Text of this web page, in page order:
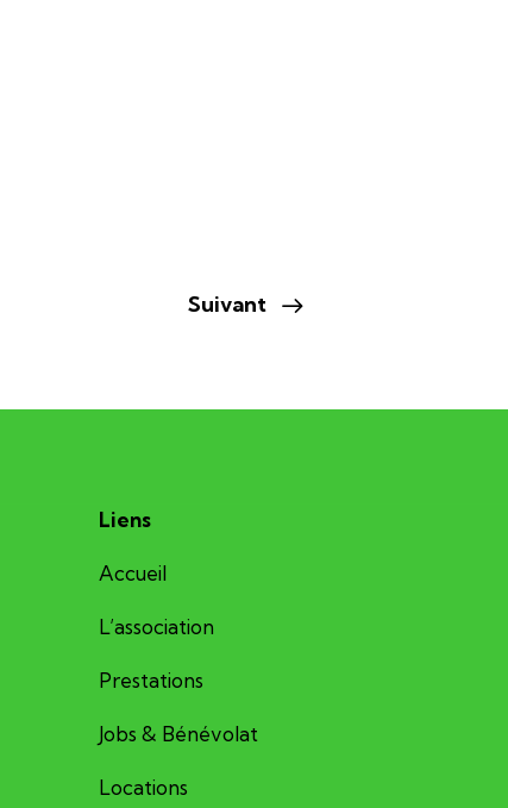
Suivant
Liens
Accueil
L’association
Prestations
Jobs & Bénévolat
Locations